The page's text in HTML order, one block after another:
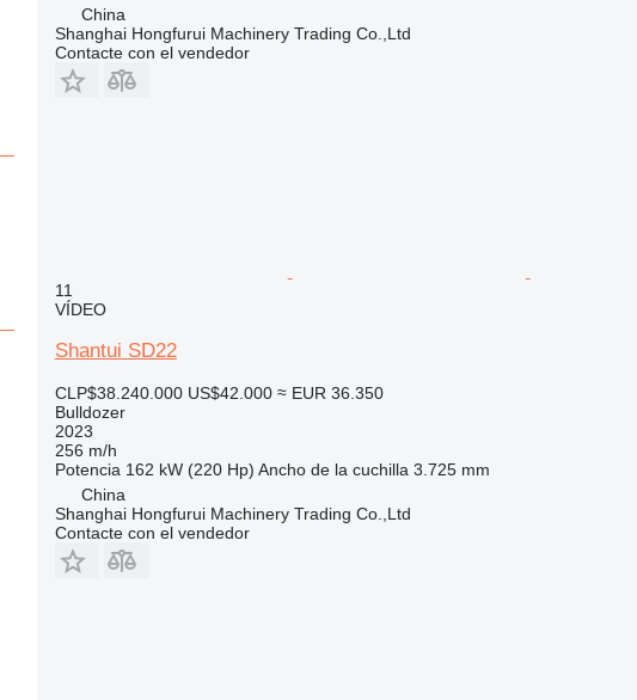
China
Shanghai Hongfurui Machinery Trading Co.,Ltd
Contacte con el vendedor
11
VÍDEO
Shantui SD22
CLP$38.240.000 US$42.000 ≈ EUR 36.350
Bulldozer
2023
256 m/h
Potencia 162 kW (220 Hp) Ancho de la cuchilla 3.725 mm
China
Shanghai Hongfurui Machinery Trading Co.,Ltd
Contacte con el vendedor